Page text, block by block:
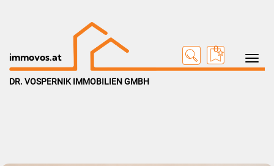
Toggle
immovos.at
0
DR. VOSPERNIK IMMOBILIEN GMBH